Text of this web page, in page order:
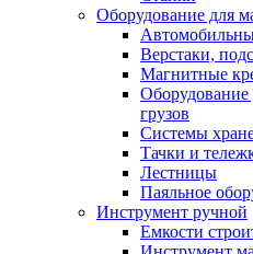
Оборудование для
Верстаки,
Магнитные
Оборудование
грузов
Системы
Тачки и
Лестницы
Паяльное
Инструмент ручной
Емкости